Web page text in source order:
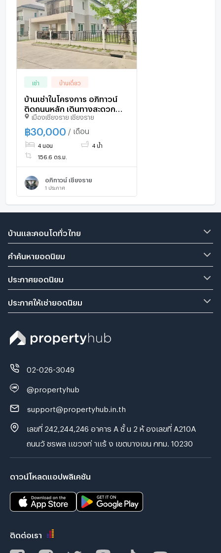
เช่า บ้านเดี่ยว
บ้านเช่าในโครงการ อภิทาวน์
ติดถนนหลัก เดินทางสะดวก
สบาย - RW004786
เมืองเชียงราย เชียงราย
฿30,000 / เดือน
4 นอน 4 น้ำ
156.6 ตร.ม.
อภิทาวน์ เชียงราย
1 ประกาศ
บ้านและคอนโดทั่วไทย
คำค้นหายอดนิยม
ประกาศยอดนิยม
ประกาศให้เช่ายอดนิยม
02-026-3049
@propertyhub
support@propertyhub.in.th
เลขที่ 242,244,246 อาคาร A ชั้ น 2 ห้ องเลขที่ A210A
ถนนวั ชรพล แขวงท่ าแร้ ง เขตบางเขน กทม. 10230
ดาวน์โหลดแอปพลิเคชัน
ติดต่อเรา